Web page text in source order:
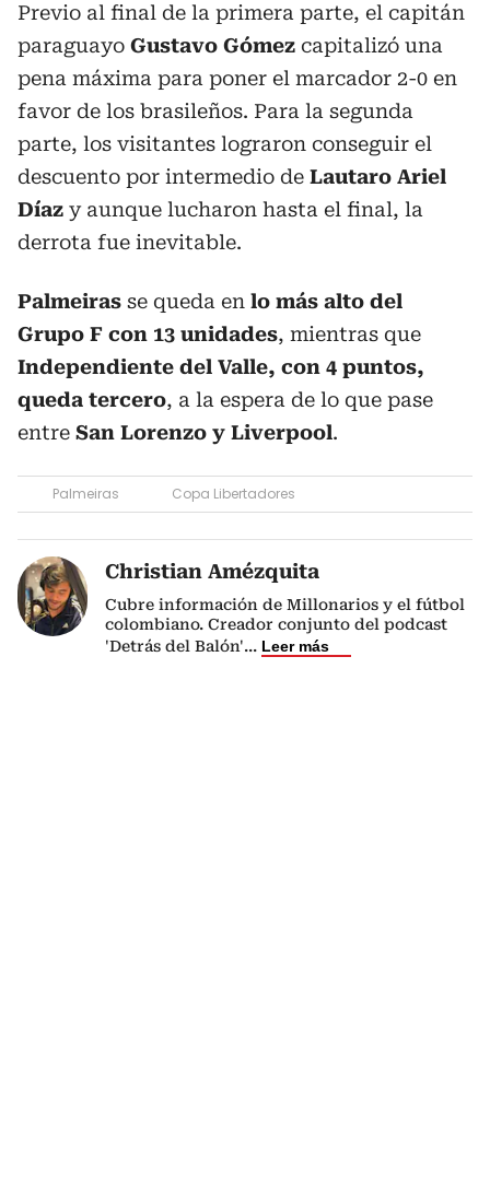
Previo al final de la primera parte, el capitán
paraguayo Gustavo Gómez capitalizó una
pena máxima para poner el marcador 2-0 en
favor de los brasileños. Para la segunda
parte, los visitantes lograron conseguir el
descuento por intermedio de Lautaro Ariel
Díaz y aunque lucharon hasta el final, la
derrota fue inevitable.
Palmeiras se queda en lo más alto del
Grupo F con 13 unidades, mientras que
Independiente del Valle, con 4 puntos,
queda tercero, a la espera de lo que pase
entre San Lorenzo y Liverpool.
Palmeiras Copa Libertadores
Christian Amézquita
Cubre información de Millonarios y el fútbol
colombiano. Creador conjunto del podcast
'Detrás del Balón'... Leer más